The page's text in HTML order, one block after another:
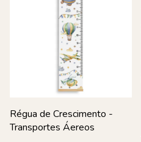
Régua de Crescimento -
Transportes Áereos